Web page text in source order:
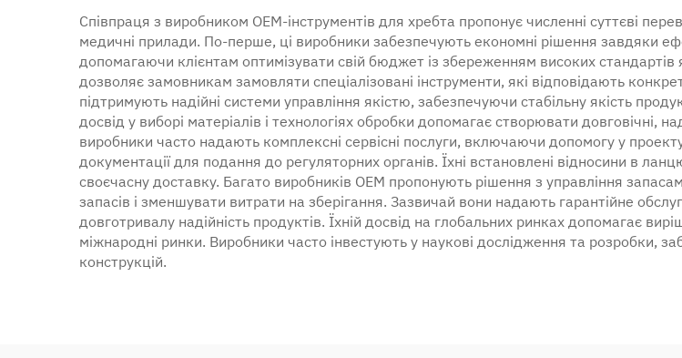
Співпраця з виробником OEM-інструментів для хребта пропонує численні суттєві
медичні прилади. По-перше, ці виробники забезпечують економні рішення завдяки
допомагаючи клієнтам оптимізувати свій бюджет із збереженням високих
дозволяє замовникам замовляти спеціалізовані інструменти, які відповідають
підтримують надійні системи управління якістю, забезпечуючи стабільну якість
досвід у виборі матеріалів і технологіях обробки допомагає створювати довговічні,
виробники часто надають комплексні сервісні послуги, включаючи допомогу у
документації для подання до регуляторних органів. Їхні встановлені відносини в
своєчасну доставку. Багато виробників OEM пропонують рішення з управління
запасів і зменшувати витрати на зберігання. Зазвичай вони надають гарантійне
довготривалу надійність продуктів. Їхній досвід на глобальних ринках допомагає
міжнародні ринки. Виробники часто інвестують у наукові дослідження та розробки,
конструкцій.